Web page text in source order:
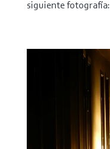
siguiente fotografía: